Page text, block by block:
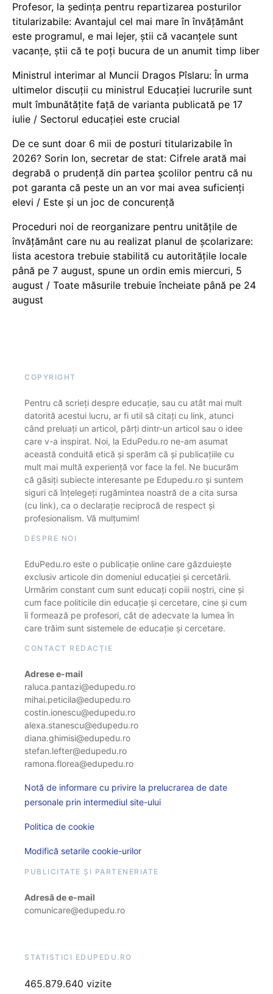
Profesor, la ședința pentru repartizarea posturilor
titularizabile: Avantajul cel mai mare în învățământ
este programul, e mai lejer, știi că vacanțele sunt
vacanţe, știi că te poți bucura de un anumit timp liber
Ministrul interimar al Muncii Dragos Pîslaru: În urma
ultimelor discuții cu ministrul Educației lucrurile sunt
mult îmbunătățite față de varianta publicată pe 17
iulie / Sectorul educației este crucial
De ce sunt doar 6 mii de posturi titularizabile în
2026? Sorin Ion, secretar de stat: Cifrele arată mai
degrabă o prudență din partea școlilor pentru că nu
pot garanta că peste un an vor mai avea suficienți
elevi / Este și un joc de concurență
Proceduri noi de reorganizare pentru unitățile de
învățământ care nu au realizat planul de școlarizare:
lista acestora trebuie stabilită cu autoritățile locale
până pe 7 august, spune un ordin emis miercuri, 5
august / Toate măsurile trebuie încheiate până pe 24
august
COPYRIGHT
Pentru că scrieți despre educație, sau cu atât mai mult
datorită acestui lucru, ar fi util să citați cu link, atunci
când preluați un articol, părți dintr-un articol sau o idee
care v-a inspirat. Noi, la EduPedu.ro ne-am asumat
această conduită etică și sperăm că și publicațiile cu
mult mai multă experiență vor face la fel. Ne bucurăm
că găsiți subiecte interesante pe Edupedu.ro și suntem
siguri că înțelegeți rugămintea noastră de a cita sursa
(cu link), ca o declarație reciprocă de respect și
profesionalism. Vă mulțumim!
DESPRE NOI
EduPedu.ro este o publicație online care găzduiește
exclusiv articole din domeniul educației și cercetării.
Urmărim constant cum sunt educați copiii noștri, cine și
cum face politicile din educație și cercetare, cine și cum
îi formează pe profesori, cât de adecvate la lumea în
care trăim sunt sistemele de educație și cercetare.
CONTACT REDACȚIE
Adrese e-mail
raluca.pantazi@edupedu.ro
mihai.peticila@edupedu.ro
costin.ionescu@edupedu.ro
alexa.stanescu@edupedu.ro
diana.ghimisi@edupedu.ro
stefan.lefter@edupedu.ro
ramona.florea@edupedu.ro
Notă de informare cu privire la prelucrarea de date
personale prin intermediul site-ului
Politica de cookie
Modifică setarile cookie-urilor
PUBLICITATE ȘI PARTENERIATE
Adresă de e-mail
comunicare@edupedu.ro
STATISTICI EDUPEDU.RO
465.879.640 vizite